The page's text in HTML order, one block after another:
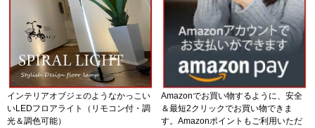
インテリアオブジェのようなかっこい
いLEDフロアライト（リモコン付・調
光＆調色可能）
Amazonでお買い物するように、安全
＆最短2クリックでお買い物できま
す。Amazonポイントもご利用いただ